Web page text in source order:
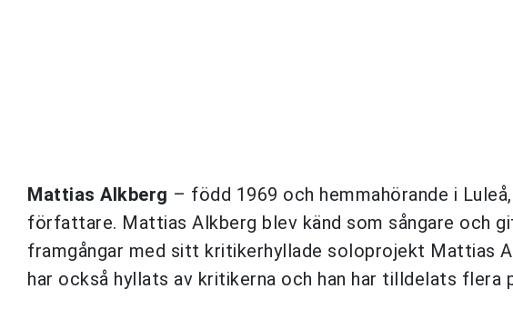
Mattias Alkberg – född 1969 och hemmahörande i
författare. Mattias Alkberg blev känd som sångare och
framgångar med sitt kritikerhyllade soloprojekt Mattias
har också hyllats av kritikerna och han har tilldelats flera